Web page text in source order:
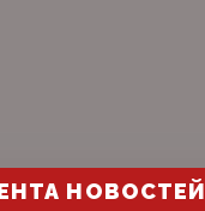
НОВОСТЕЙ